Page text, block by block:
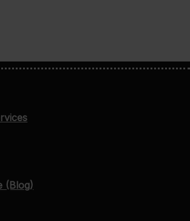
(Blog)